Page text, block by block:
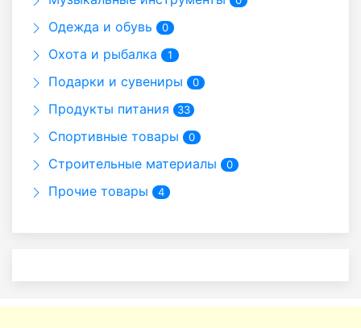
Одежда и обувь 0
Охота и рыбалка 1
Подарки и сувениры 0
Продукты питания 33
Спортивные товары 0
Строительные материалы 0
Прочие товары 4